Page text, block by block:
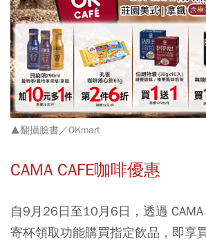
▲翻攝臉書／OKmart
CAMA CAFE咖啡優惠
自9月26日至10月6日，透過 CAMA
寄杯領取功能購買指定飲品，即享